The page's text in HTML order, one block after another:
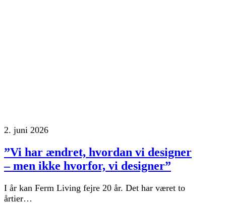
2. juni 2026
”Vi har ændret, hvordan vi designer
– men ikke hvorfor, vi designer”
I år kan Ferm Living fejre 20 år. Det har været to
årtier…